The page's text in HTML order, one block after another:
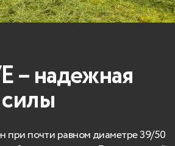
– надежная
при почти равном диаметре 39/50